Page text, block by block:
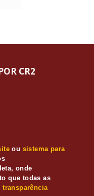
ou sistema para
onde
que todas as
transparência
CR2